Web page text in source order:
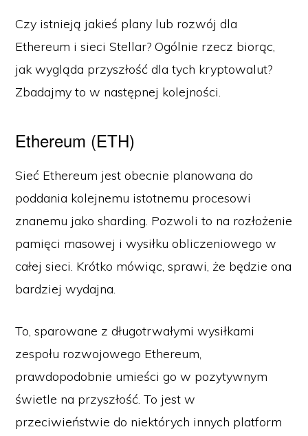
Czy istnieją jakieś plany lub rozwój dla
Ethereum i sieci Stellar? Ogólnie rzecz biorąc,
jak wygląda przyszłość dla tych kryptowalut?
Zbadajmy to w następnej kolejności.
Ethereum (ETH)
Sieć Ethereum jest obecnie planowana do
poddania kolejnemu istotnemu procesowi
znanemu jako sharding. Pozwoli to na rozłożenie
pamięci masowej i wysiłku obliczeniowego w
całej sieci. Krótko mówiąc, sprawi, że będzie ona
bardziej wydajna.
To, sparowane z długotrwałymi wysiłkami
zespołu rozwojowego Ethereum,
prawdopodobnie umieści go w pozytywnym
świetle na przyszłość. To jest w
przeciwieństwie do niektórych innych platform